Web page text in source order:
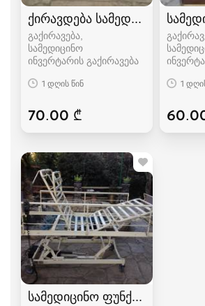
ქირავდება სამედიცინო
გაქირავება,
სამედიცინო
ინვერტარის გაქირავება
1 დღის წინ
70.00 ₾
1
სამედიცინო ფუნქციონალური